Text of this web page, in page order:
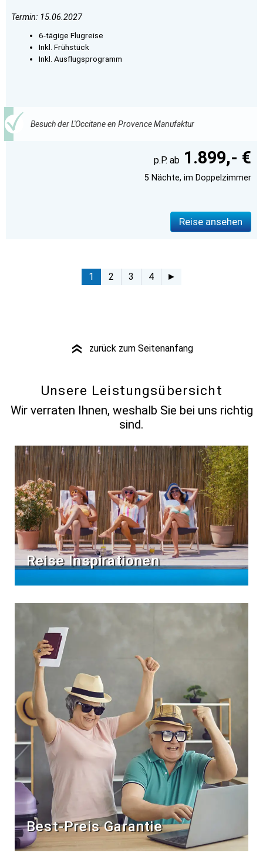
Termin: 15.06.2027
6-tägige Flugreise
Inkl. Frühstück
Inkl. Ausflugsprogramm
Besuch der L'Occitane en Provence Manufaktur
1.899,- €
5 Nächte, im Doppelzimmer
Reise ansehen
1 2 3 4 ►
» zurück zum Seitenanfang
Unsere Leistungsübersicht
Wir verraten Ihnen, weshalb Sie bei uns richtig
sind.
Reise Inspirationen
Best-Preis Garantie